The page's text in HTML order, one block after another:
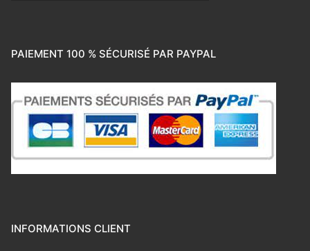
PAIEMENT 100 % SÉCURISÉ PAR PAYPAL
INFORMATIONS CLIENT